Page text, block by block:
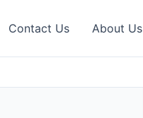
Contact Us About Us